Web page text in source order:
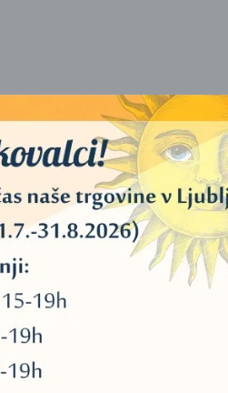
in točne napovedi.
varen ter vreden zaupanja.
druge. Opisuje splošni pomen